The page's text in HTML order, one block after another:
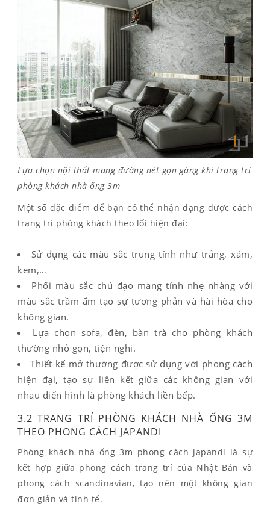
Lựa chọn nội thất mang đường nét gọn gàng khi trang trí
phòng khách nhà ống 3m
Một số đặc điểm để bạn có thể nhận dạng được cách
trang trí phòng khách theo lối hiện đại:
Sử dụng các màu sắc trung tính như trắng, xám,
kem,…
Phối màu sắc chủ đạo mang tính nhẹ nhàng với
màu sắc trầm ấm tạo sự tương phản và hài hòa cho
không gian.
Lựa chọn sofa, đèn, bàn trà cho phòng khách
thường nhỏ gọn, tiện nghi.
Thiết kế mở thường được sử dụng với phong cách
hiện đại, tạo sự liên kết giữa các không gian với
nhau điển hình là phòng khách liền bếp.
3.2 TRANG TRÍ PHÒNG KHÁCH NHÀ ỐNG 3M
THEO PHONG CÁCH JAPANDI
Phòng khách nhà ống 3m phong cách japandi là sự
kết hợp giữa phong cách trang trí của Nhật Bản và
phong cách scandinavian, tạo nên một không gian
đơn giản và tinh tế.